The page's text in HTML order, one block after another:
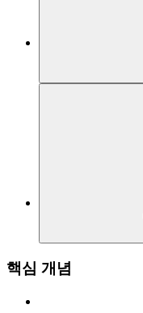
핵심 개념